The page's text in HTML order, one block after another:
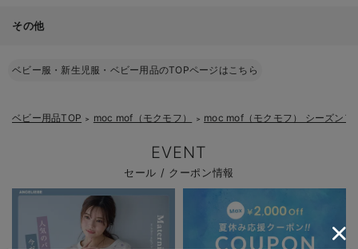
その他
ベビー服・新生児服・ベビー用品のTOPページはこちら
ベビー用品TOP ＞ moc mof（モクモフ） ＞ moc mof（モクモフ） シーズンア
EVENT
セール / クーポン情報